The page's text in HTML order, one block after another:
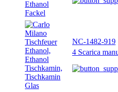
NC-1482-919
4 Scarica